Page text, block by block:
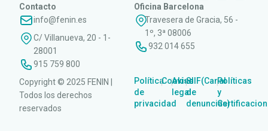
Contacto
info@fenin.es
C/ Villanueva, 20 - 1-
28001
915 759 800
Oficina Barcelona
Travesera de Gracia, 56 -
1º, 3ª 08006
932 014 655
Copyright © 2025 FENIN |
Todos los derechos
reservados
Política
de
privacidad
|Cookies
|Aviso
legal
|SIIF(Canal
de
denuncias)
|Políticas
y